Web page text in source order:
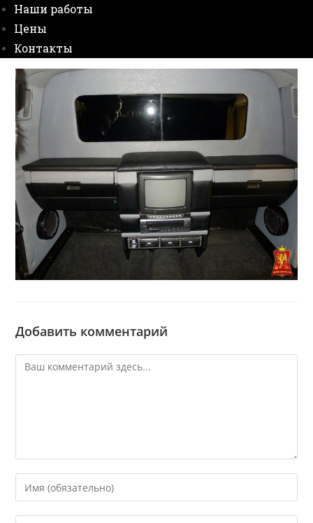
Наши работы
Цены
Контакты
Добавить комментарий
Комментарий
Введите
свое
имя